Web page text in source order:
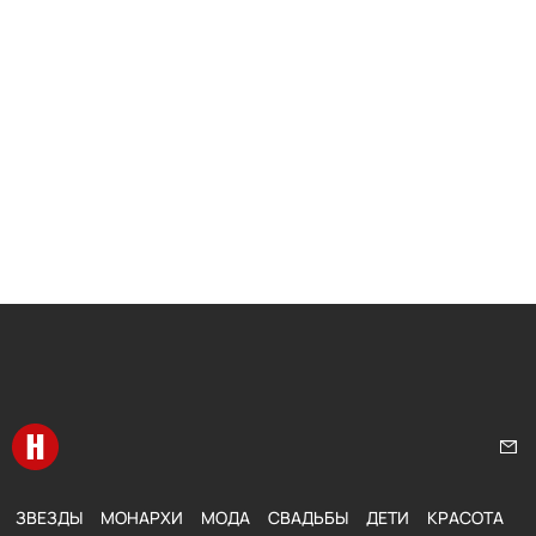
Перейти на главную
ЗВЕЗДЫ МОНАРХИ МОДА СВАДЬБЫ ДЕТИ КРАСОТА